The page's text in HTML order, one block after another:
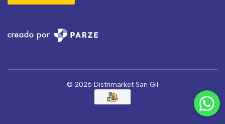
© 2026 Distrimarket San Gil